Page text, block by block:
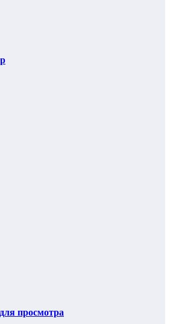
просмотра